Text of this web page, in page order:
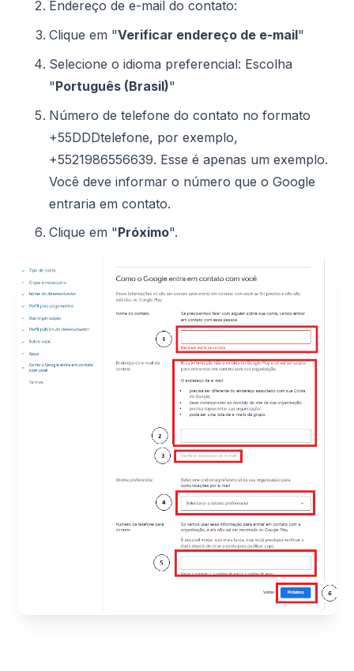
Endereço de e-mail do contato:
Clique em "Verificar endereço de e-mail"
Selecione o idioma preferencial: Escolha
"Português (Brasil)"
Número de telefone do contato no formato
+55DDDtelefone, por exemplo,
+5521986556639. Esse é apenas um exemplo.
Você deve informar o número que o Google
entraria em contato.
Clique em "Próximo".